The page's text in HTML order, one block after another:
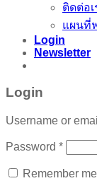
ติดต่อ
แผนที่
Login
Newsletter
Login
Username or
Password *
Remember me